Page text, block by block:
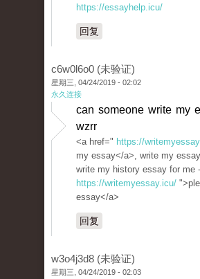
https://essayhelp.icu/
回复
c6w0l6o0 (未验证)
星期三, 04/24/2019 - 02:02
永久连接
can someone write my
wzrr
<a href=" https://
my essay</a>, write my
write my history essay for me
https://writemyessay.icu/
essay</a>
回复
w3o4j3d8 (未验证)
星期三, 04/24/2019 - 02:03